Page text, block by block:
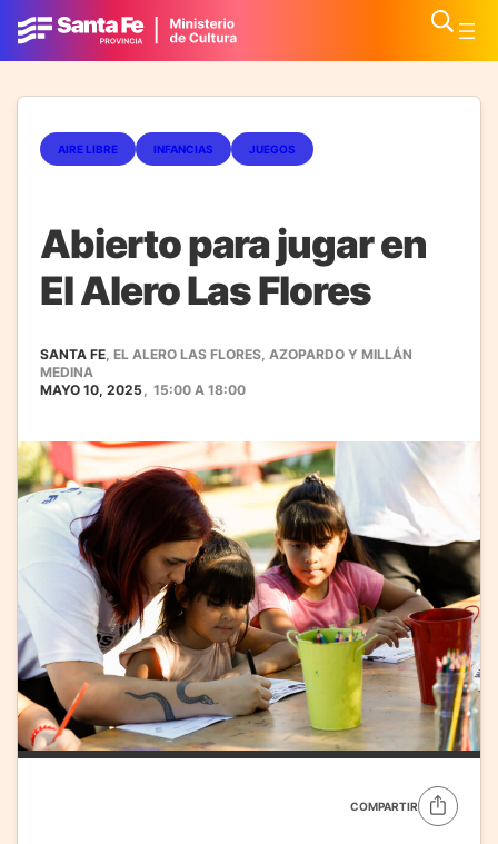
AIRE LIBRE INFANCIAS JUEGOS
Abierto para jugar en
El Alero Las Flores
SANTA FE, EL ALERO LAS FLORES, AZOPARDO Y MILLÁN
MEDINA
MAYO 10, 2025, 15:00 A 18:00
COMPARTIR